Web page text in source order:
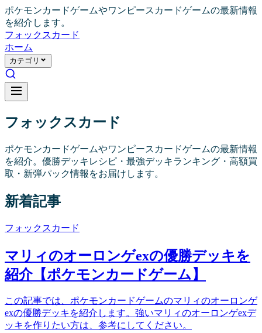
ポケモンカードゲームやワンピースカードゲームの最新情報
を紹介します。
フォックス カード
ホーム
カテゴリ
フォックス カード
ポケモンカードゲームやワンピースカードゲームの最新情報
を紹介。優勝デッキレシピ・最強デッキランキング・高額買
取・新弾パック情報をお届けします。
新着記事
フォックス カード
マリィのオーロンゲexの優勝デッキを
紹介【ポケモンカードゲーム】
この記事では、ポケモンカードゲームのマリィのオーロンゲ
exの優勝デッキを紹介します。強いマリィのオーロンゲexデ
ッキを作りたい方は、参考にしてください。